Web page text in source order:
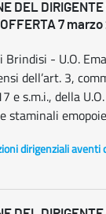
DEL
7
Brindisi - U.O.
dell’art. 3,
e s.m.i., della
staminali
dirigenziali